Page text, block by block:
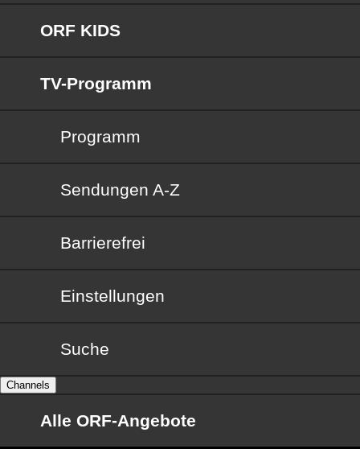
ORF KIDS
TV-Programm
Programm
Sendungen von A bis Z
Sendungen A-Z
Barrierefrei
Barrierefrei
Einstellungen
Suche
Channels
Alle ORF-Angebote